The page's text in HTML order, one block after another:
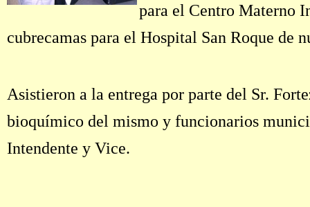
para el Centro Materno
cubrecamas para el Hospital San Roque de
Asistieron a la entrega por parte del Sr.
bioquímico del mismo y funcionarios
Intendente y Vice.